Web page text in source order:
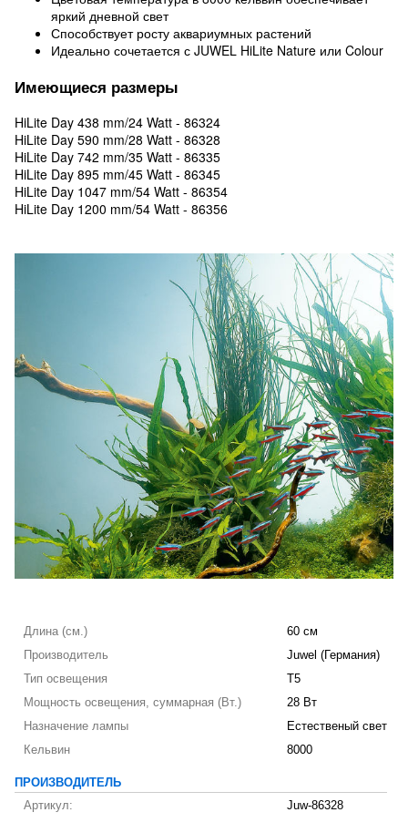
яркий дневной свет
Способствует росту аквариумных растений
Идеально сочетается с JUWEL HiLite Nature или Colour
Имеющиеся размеры
HiLite Day 438 mm/24 Watt - 86324
HiLite Day 590 mm/28 Watt - 86328
HiLite Day 742 mm/35 Watt - 86335
HiLite Day 895 mm/45 Watt - 86345
HiLite Day 1047 mm/54 Watt - 86354
HiLite Day 1200 mm/54 Watt - 86356
Длина (см.)
60 см
Производитель
Juwel (Германия)
Тип освещения
T5
Мощность освещения, суммарная (Вт.)
28 Вт
Назначение лампы
Естественый свет
Кельвин
8000
ПРОИЗВОДИТЕЛЬ
Артикул:
Juw-86328